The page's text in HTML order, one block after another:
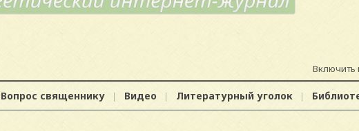
Вопрос священнику Видео Литературный уголок